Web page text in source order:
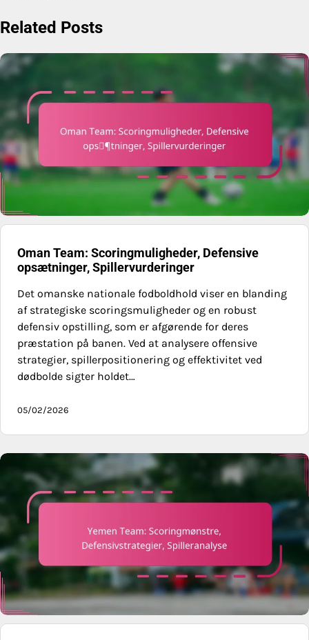
Related Posts
Oman Team: Scoringmuligheder, Defensive
opsætninger, Spillervurderinger
Det omanske nationale fodboldhold viser en blanding
af strategiske scoringsmuligheder og en robust
defensiv opstilling, som er afgørende for deres
præstation på banen. Ved at analysere offensive
strategier, spillerpositionering og effektivitet ved
dødbolde sigter holdet…
05/02/2026